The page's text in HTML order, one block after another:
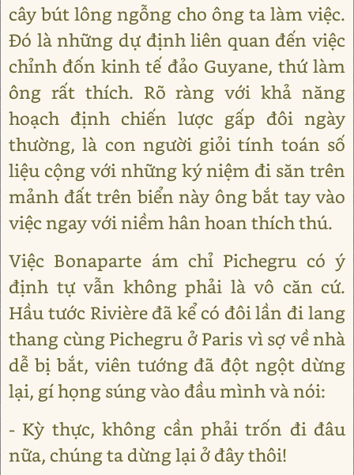
cây bút lông ngỗng cho ông ta làm việc.
Đó là những dự định liên quan đến việc
chỉnh đốn kinh tế đảo Guyane, thứ làm
ông rất thích. Rõ ràng với khả năng
hoạch định chiến lược gấp đôi ngày
thường, là con người giỏi tính toán số
liệu cộng với những ký niệm đi săn trên
mảnh đất trên biển này ông bắt tay vào
việc ngay với niềm hân hoan thích thú.
Việc Bonaparte ám chỉ Pichegru có ý
định tự vẫn không phải là vô căn cứ.
Hầu tước Rivière đã kể có đôi lần đi lang
thang cùng Pichegru ở Paris vì sợ về nhà
dễ bị bắt, viên tướng đã đột ngột dừng
lại, gí họng súng vào đầu mình và nói:
- Kỳ thực, không cần phải trốn đi đâu
nữa, chúng ta dừng lại ở đây thôi!